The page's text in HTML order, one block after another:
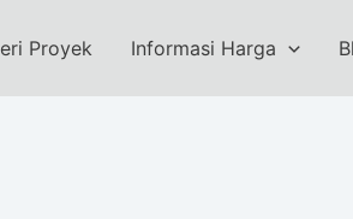
Proyek Informasi Harga